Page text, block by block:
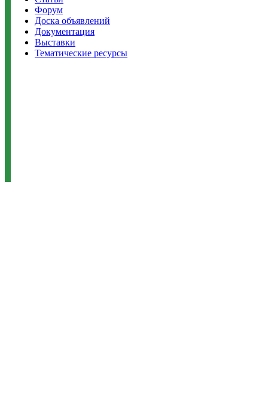
Форум
Доска объявлений
Документация
Выставки
Тематические ресурсы